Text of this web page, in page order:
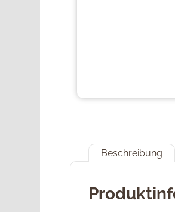
Beschreibung